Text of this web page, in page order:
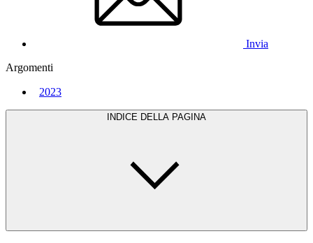
Invia
Argomenti
2023
INDICE DELLA PAGINA